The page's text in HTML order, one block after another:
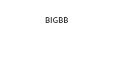
BIGBB